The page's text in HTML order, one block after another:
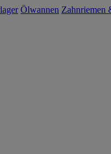
Ölwannen Zahnriemen